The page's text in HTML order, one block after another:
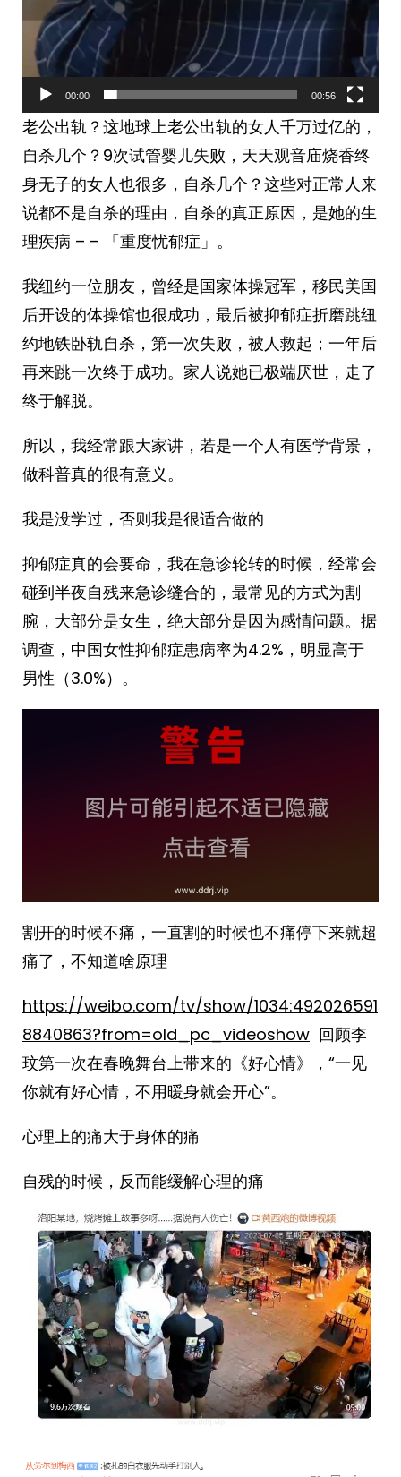
00:00 00:56
老公出轨？这地球上老公出轨的女人千万过亿的，
自杀几个？9次试管婴儿失败，天天观音庙烧香终
身无子的女人也很多，自杀几个？这些对正常人来
说都不是自杀的理由，自杀的真正原因，是她的生
理疾病 – – 「重度忧郁症」。
我纽约一位朋友，曾经是国家体操冠军，移民美国
后开设的体操馆也很成功，最后被抑郁症折磨跳纽
约地铁卧轨自杀，第一次失败，被人救起；一年后
再来跳一次终于成功。家人说她已极端厌世，走了
终于解脱。
所以，我经常跟大家讲，若是一个人有医学背景，
做科普真的很有意义。
我是没学过，否则我是很适合做的
抑郁症真的会要命，我在急诊轮转的时候，经常会
碰到半夜自残来急诊缝合的，最常见的方式为割
腕，大部分是女生，绝大部分是因为感情问题。据
调查，中国女性抑郁症患病率为4.2%，明显高于
男性（3.0%）。
割开的时候不痛，一直割的时候也不痛停下来就超
痛了，不知道啥原理
https://weibo.com/tv/show/1034:492026591
8840863?from=old_pc_videoshow 回顾李
玟第一次在春晚舞台上带来的《好心情》，“一见
你就有好心情，不用暖身就会开心”。
心理上的痛大于身体的痛
自残的时候，反而能缓解心理的痛